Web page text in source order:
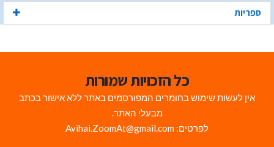
ספריות
כל הזכויות שמורות
אין לעשות שימוש בחומרים המפורסמים באתר ללא אישור בכתב
מבעלי האתר.
לפרטים: Avihai.ZoomAt@gmail.com